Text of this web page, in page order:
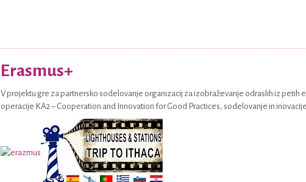
Erasmus+
V projektu gre za partnersko sodelovanje organizacij za izobraževanje odraslih iz petih
operacije KA2 – Cooperation and Innovation for Good Practices, sodelovanje in